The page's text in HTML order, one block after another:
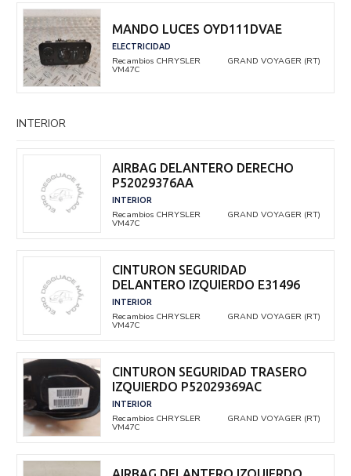
MANDO LUCES OYD111DVAE
ELECTRICIDAD
Recambios CHRYSLER GRAND VOYAGER (RT)
VM47C
INTERIOR
AIRBAG DELANTERO DERECHO
P52029376AA
INTERIOR
Recambios CHRYSLER GRAND VOYAGER (RT)
VM47C
CINTURON SEGURIDAD
DELANTERO IZQUIERDO E31496
INTERIOR
Recambios CHRYSLER GRAND VOYAGER (RT)
VM47C
CINTURON SEGURIDAD TRASERO
IZQUIERDO P52029369AC
INTERIOR
Recambios CHRYSLER GRAND VOYAGER (RT)
VM47C